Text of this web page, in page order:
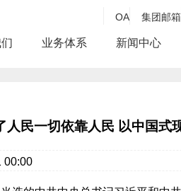
OA 集团邮箱
业务体系 新闻中心
民一切依靠人民 以中国式
00:00